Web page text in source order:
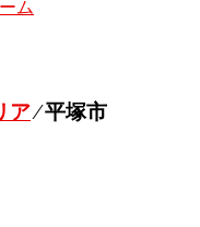
ム
ア⁄平塚市